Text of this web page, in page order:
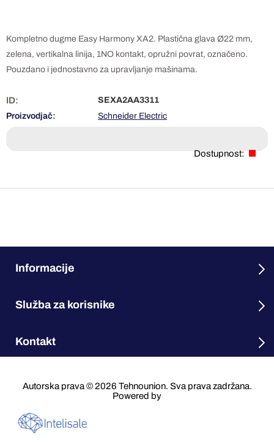
Kompletno dugme Easy Harmony XA2. Plastična glava Ø22 mm,
zelena, vertikalna linija, 1NO kontakt, opružni povrat, označeno.
Pouzdano i jednostavno za upravljanje mašinama.
ID:
SEXA2AA3311
Proizvodjač:
Schneider Electric
Dostupnost:
Informacije
Služba za korisnike
Kontakt
Autorska prava © 2026 Tehnounion. Sva prava zadržana.
Powered by